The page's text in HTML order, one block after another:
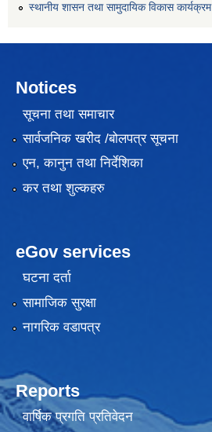
स्थानीय शासन तथा सामुदायिक विकास कार्यक्रम
Notices
सूचना तथा समाचार
सार्वजनिक खरीद /बोलपत्र सूचना
एन, कानुन तथा निर्देशिका
कर तथा शुल्कहरु
eGov services
घटना दर्ता
सामाजिक सुरक्षा
नागरिक वडापत्र
Reports
वार्षिक प्रगति प्रतिवेदन